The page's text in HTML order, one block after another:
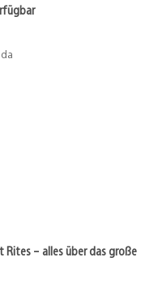
Rites – alles über das große